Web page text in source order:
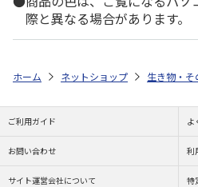
際と異なる場合があります。
ホーム ネットショップ 生き物・そ
ご利用ガイド よ
お問い合わせ 利
サイト運営会社について 特